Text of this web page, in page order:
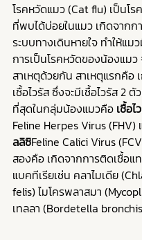
โรคหวัดแมว (Cat flu) เป็นโร
ที่พบได้บ่อยในแมว เกิดจากก
ระบบทางเดินหายใจ ทำให้แม
การเป็นโรคหวัดของน้องแมว
สาเหตุด้วยกัน สาเหตุแรกคือ
เชื้อไวรัส ซึ่งจะมีเชื้อไวรัส 2
ที่สุดในกลุ่มน้องแมวคือ เชื้อไ
Feline Herpes Virus (FHV)
ลลิซิFeline Calici Virus
สองคือ เกิดจากการติดเชื้อแ
แบคทีเรียเช่น คลาไมเดีย
felis) ไมโครพลาสมา
เทลลา (Bordetella